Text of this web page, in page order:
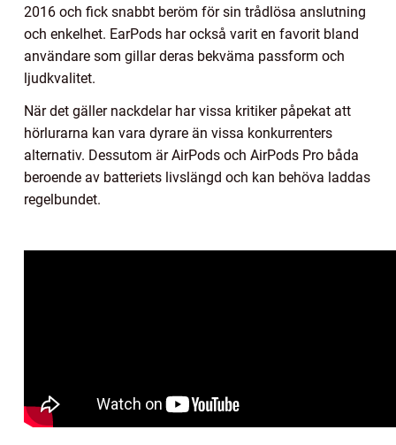
2016 och fick snabbt beröm för sin trådlösa anslutning
och enkelhet. EarPods har också varit en favorit bland
användare som gillar deras bekväma passform och
ljudkvalitet.
När det gäller nackdelar har vissa kritiker påpekat att
hörlurarna kan vara dyrare än vissa konkurrenters
alternativ. Dessutom är AirPods och AirPods Pro båda
beroende av batteriets livslängd och kan behöva laddas
regelbundet.